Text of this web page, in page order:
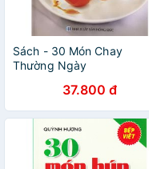
Sách - 30 Món Chay
Thường Ngày
37.800 đ